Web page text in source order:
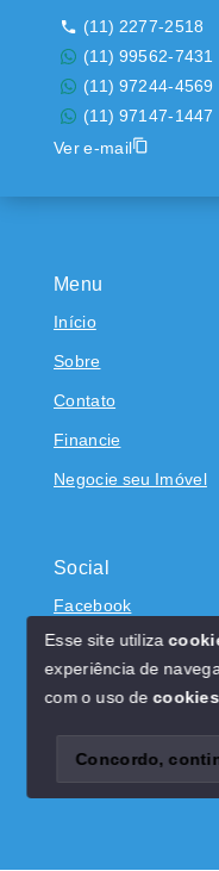
Olá!
Menu
Início
Sobre
Contato
Financie
Negocie seu Imóvel
Social
Facebook
© Copyright 2026 -
SITE PARA IMOBILIARIA
(11) 2277-2518
(11) 99562-7431
(11) 97244-4569
(11) 97147-1447
Ver e-mail
Esse site utiliza
experiência de
com o uso decookies
Concordo,